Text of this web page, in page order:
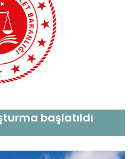
başlatıldı